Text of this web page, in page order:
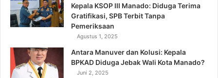
Kepala KSOP III Manado: Diduga Terima
Gratifikasi, SPB Terbit Tanpa
Pemeriksaan
Agustus 1, 2025
Antara Manuver dan Kolusi: Kepala
BPKAD Diduga Jebak Wali Kota Manado?
Juni 2, 2025